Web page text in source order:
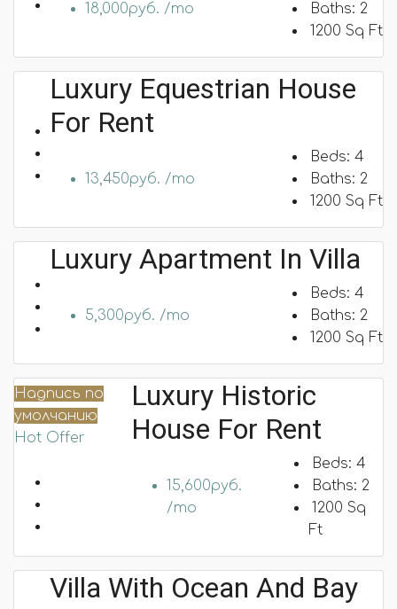
18,000руб. /mo
Baths: 2
1200 Sq Ft
Luxury Equestrian House
For Rent
13,450руб. /mo
Beds: 4
Baths: 2
1200 Sq Ft
Luxury Apartment In Villa
5,300руб. /mo
Beds: 4
Baths: 2
1200 Sq Ft
Надпись по
умолчанию
Hot Offer
Luxury Historic
House For Rent
15,600руб.
/mo
Beds: 4
Baths: 2
1200 Sq
Ft
Villa With Ocean And Bay